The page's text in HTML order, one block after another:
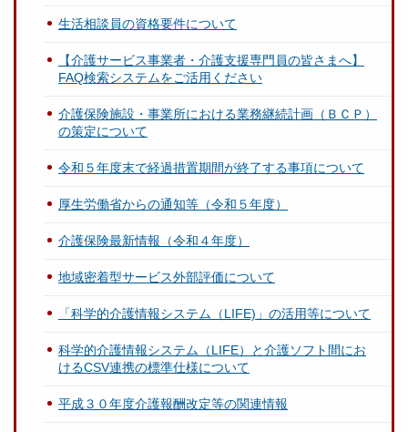
生活相談員の資格要件について
【介護サービス事業者・介護支援専門員の皆さまへ】
FAQ検索システムをご活用ください
介護保険施設・事業所における業務継続計画（ＢＣＰ）
の策定について
令和５年度末で経過措置期間が終了する事項について
厚生労働省からの通知等（令和５年度）
介護保険最新情報（令和４年度）
地域密着型サービス外部評価について
「科学的介護情報システム（LIFE)」の活用等について
科学的介護情報システム（LIFE）と介護ソフト間にお
けるCSV連携の標準仕様について
平成３０年度介護報酬改定等の関連情報